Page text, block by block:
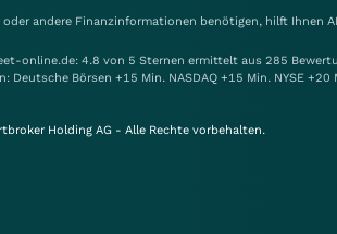
andere Finanzinformationen benötigen, hilft Ihnen
online.de: 4.8 von 5 Sternen ermittelt aus 285
Deutsche Börsen +15 Min. NASDAQ +15 Min. NYSE
Holding AG - Alle Rechte vorbehalten.